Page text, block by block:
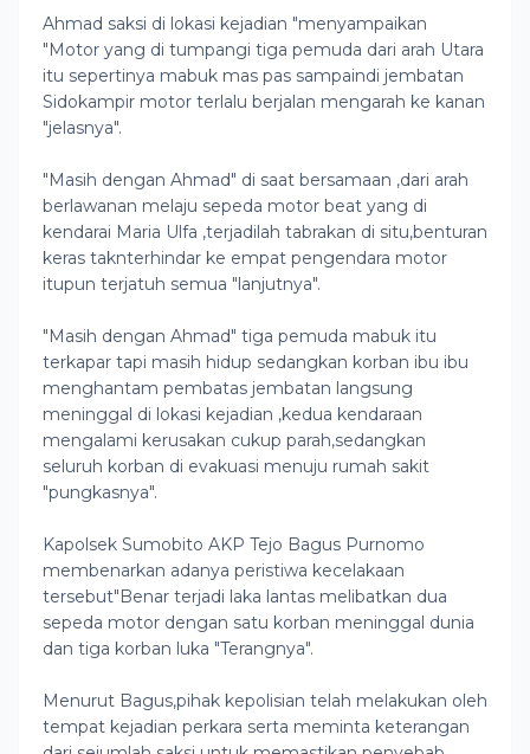
Ahmad saksi di lokasi kejadian "menyampaikan
"Motor yang di tumpangi tiga pemuda dari arah Utara
itu sepertinya mabuk mas pas sampaindi jembatan
Sidokampir motor terlalu berjalan mengarah ke kanan
"jelasnya".
"Masih dengan Ahmad" di saat bersamaan ,dari arah
berlawanan melaju sepeda motor beat yang di
kendarai Maria Ulfa ,terjadilah tabrakan di situ,benturan
keras taknterhindar ke empat pengendara motor
itupun terjatuh semua "lanjutnya".
"Masih dengan Ahmad" tiga pemuda mabuk itu
terkapar tapi masih hidup sedangkan korban ibu ibu
menghantam pembatas jembatan langsung
meninggal di lokasi kejadian ,kedua kendaraan
mengalami kerusakan cukup parah,sedangkan
seluruh korban di evakuasi menuju rumah sakit
"pungkasnya".
Kapolsek Sumobito AKP Tejo Bagus Purnomo
membenarkan adanya peristiwa kecelakaan
tersebut"Benar terjadi laka lantas melibatkan dua
sepeda motor dengan satu korban meninggal dunia
dan tiga korban luka "Terangnya".
Menurut Bagus,pihak kepolisian telah melakukan oleh
tempat kejadian perkara serta meminta keterangan